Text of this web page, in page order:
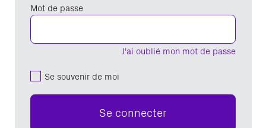
J'ai oublié mon mot de passe
Mot de passe
Se souvenir de moi
Se connecter